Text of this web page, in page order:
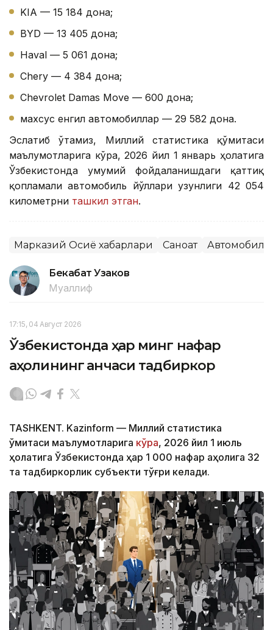
KIA — 15 184 дона;
BYD — 13 405 дона;
Haval — 5 061 дона;
Chery — 4 384 дона;
Chevrolet Damas Move — 600 дона;
махсус енгил автомобиллар — 29 582 дона.
Эслатиб ўтамиз, Миллий статистика қўмитаси
маълумотларига кўра, 2026 йил 1 январь ҳолатига
Ўзбекистонда умумий фойдаланишдаги қаттиқ
қопламали автомобиль йўллари узунлиги 42 054
километрни ташкил этган.
Марказий Осиё хабарлари Саноат
Бекабат Узаков
Муаллиф
17:15, 04 Август 2026
Ўзбекистонда ҳар минг нафар
аҳолининг қанчаси тадбиркор
TASHKENT. Kazinform — Миллий статистика
қўмитаси маълумотларига кўра, 2026 йил 1 июль
ҳолатига Ўзбекистонда ҳар 1 000 нафар аҳолига 32
та тадбиркорлик субъекти тўғри келади.